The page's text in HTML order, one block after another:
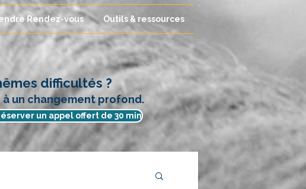
Rendez-vous Outils & ressources
difficultés ?
un changement profond.
un appel offert de 30 min